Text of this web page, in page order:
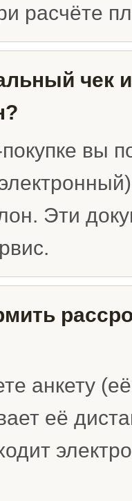
расчёте
чек
вы
Эти
анкету
её